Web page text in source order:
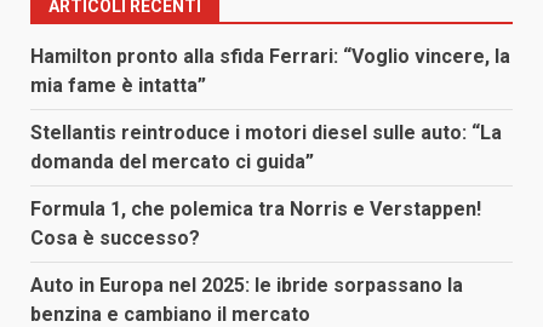
ARTICOLI RECENTI
Hamilton pronto alla sfida Ferrari: “Voglio vincere, la
mia fame è intatta”
Stellantis reintroduce i motori diesel sulle auto: “La
domanda del mercato ci guida”
Formula 1, che polemica tra Norris e Verstappen!
Cosa è successo?
Auto in Europa nel 2025: le ibride sorpassano la
benzina e cambiano il mercato